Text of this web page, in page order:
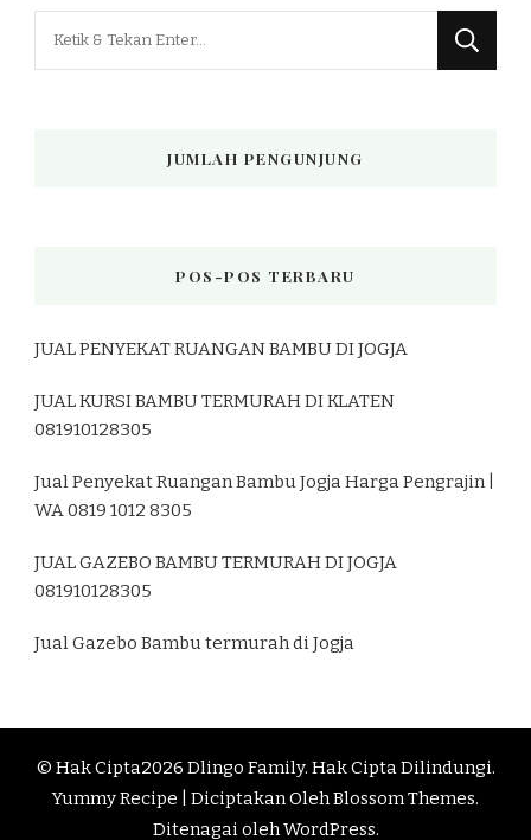
JUMLAH PENGUNJUNG
POS-POS TERBARU
JUAL PENYEKAT RUANGAN BAMBU DI JOGJA
JUAL KURSI BAMBU TERMURAH DI KLATEN
081910128305
Jual Penyekat Ruangan Bambu Jogja Harga Pengrajin |
WA 0819 1012 8305
JUAL GAZEBO BAMBU TERMURAH DI JOGJA
081910128305
Jual Gazebo Bambu termurah di Jogja
© Hak Cipta2026 Dlingo Family. Hak Cipta Dilindungi.
Yummy Recipe | Diciptakan OlehBlossom Themes.
Ditenagai olehWordPress.